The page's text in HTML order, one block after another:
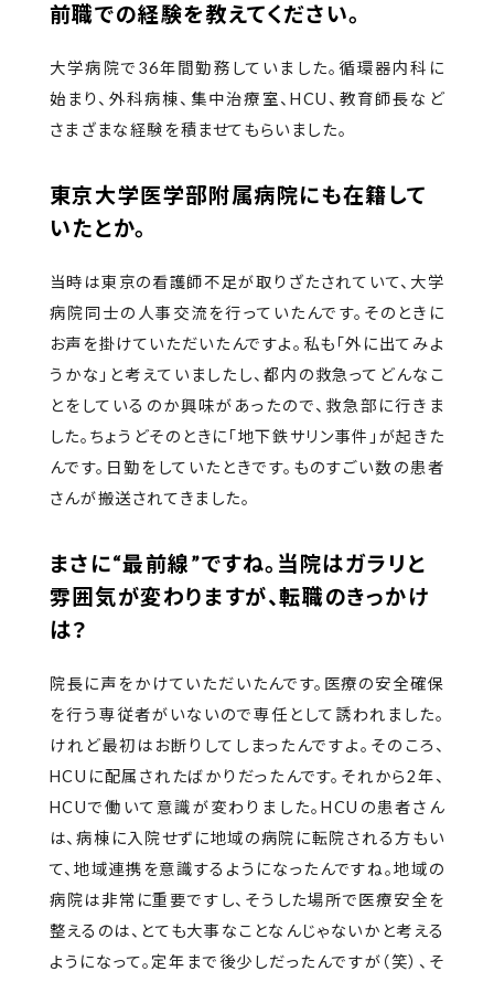
前職での経験を教えてください。
大学病院で36年間勤務していました。循環器内科に
始まり、外科病棟、集中治療室、HCU、教育師長など
さまざまな経験を積ませてもらいました。
東京大学医学部附属病院にも在籍して
いたとか。
当時は東京の看護師不足が取りざたされていて、大学
病院同士の人事交流を行っていたんです。そのときに
お声を掛けていただいたんですよ。私も「外に出てみよ
うかな」と考えていましたし、都内の救急ってどんなこ
とをしているのか興味があったので、救急部に行きま
した。ちょうどそのときに「地下鉄サリン事件」が起きた
んです。日勤をしていたときです。ものすごい数の患者
さんが搬送されてきました。
まさに“最前線”ですね。当院はガラリと
雰囲気が変わりますが、転職のきっかけ
は？
院長に声をかけていただいたんです。医療の安全確保
を行う専従者がいないので専任として誘われました。
けれど最初はお断りしてしまったんですよ。そのころ、
HCUに配属されたばかりだったんです。それから2年、
HCUで働いて意識が変わりました。HCUの患者さん
は、病棟に入院せずに地域の病院に転院される方もい
て、地域連携を意識するようになったんですね。地域の
病院は非常に重要ですし、そうした場所で医療安全を
整えるのは、とても大事なことなんじゃないかと考える
ようになって。定年まで後少しだったんですが（笑）、そ